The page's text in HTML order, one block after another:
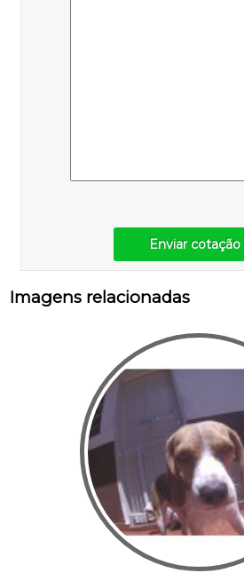
Enviar cotação
Imagens relacionadas